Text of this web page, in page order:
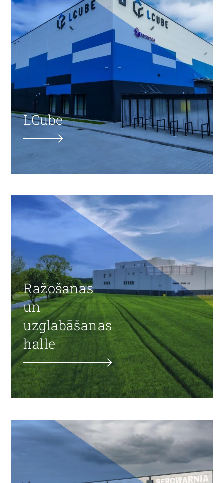
LCube
Ražošanas
un
uzglabāšanas
halle